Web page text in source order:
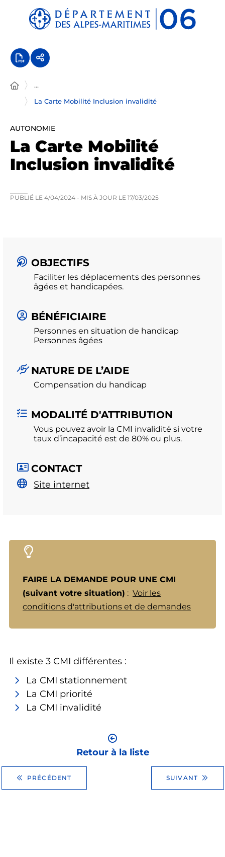
Panneau de gestion des cookies
...
La Carte Mobilité Inclusion invalidité
AUTONOMIE
La Carte Mobilité
Inclusion invalidité
PUBLIÉ LE 4/04/2024 - MIS À JOUR LE 17/03/2025
OBJECTIFS
Faciliter les déplacements des personnes
âgées et handicapées.
BÉNÉFICIAIRE
Personnes en situation de handicap
Personnes âgées
NATURE DE L’AIDE
Compensation du handicap
MODALITÉ D'ATTRIBUTION
Vous pouvez avoir la CMI invalidité si votre
taux d’incapacité est de 80% ou plus.
CONTACT
Site internet
FAIRE LA DEMANDE POUR UNE CMI
(suivant votre situation) : Voir les
conditions d'attributions et de demandes
Il existe 3 CMI différentes :
La CMI stationnement
La CMI priorité
La CMI invalidité
PRÉCÉDENT
Retour à la liste
SUIVANT